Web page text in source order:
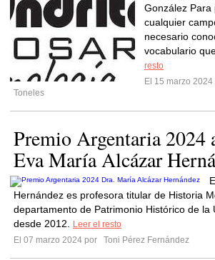
González Para
cualquier
necesario
vocabulario
resto
El 15 marzo 2024
Toneles
Premio Argentaria 2024
Eva María Alcázar
Hernández es profesora titular de Historia
departamento de Patrimonio Histórico de la
desde 2012.
Leer el resto
El 07 marzo 2024 por
Toni Pérez Fernández